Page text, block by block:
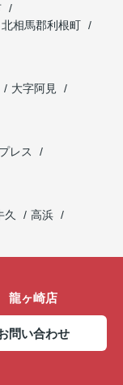
北相馬郡利根町
大字阿見
レス
久
高浜
龍ヶ崎店
問い合わせ